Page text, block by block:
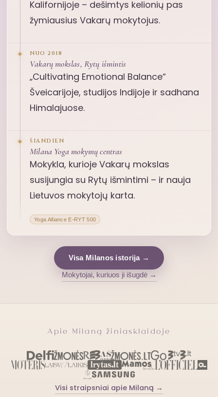
Kalifornijoje – dešimtys kelionių pas
žymiausius Vakarų mokytojus.
NUO 2018
Vakarų mokslas, Rytų išmintis
„Cultivating Emotional Balance“
Šveicarijoje, studijos Indijoje ir sadhana
Himalajuose.
ŠIANDIEN
Milana Yoga mokymų centras
Mokykla, kurioje Vakarų mokslas
susijungia su Rytų išmintimi – ir nauja
Lietuvos mokytojų karta.
Yoga Alliance E-RYT 500
Visa Milanos istorija →
Mokytojai, kuriuos ji išugdė →
Apie Milaną žiniasklaidoje
Visi straipsniai apie Milaną →